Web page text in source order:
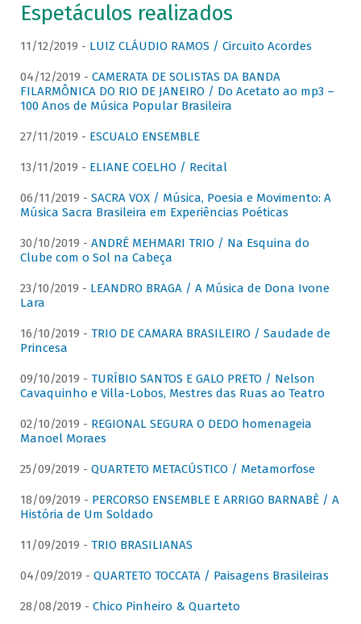
Espetáculos realizados
11/12/2019 - LUIZ CLÁUDIO RAMOS / Circuito Acordes
04/12/2019 - CAMERATA DE SOLISTAS DA BANDA
FILARMÔNICA DO RIO DE JANEIRO / Do Acetato ao mp3 –
100 Anos de Música Popular Brasileira
27/11/2019 - ESCUALO ENSEMBLE
13/11/2019 - ELIANE COELHO / Recital
06/11/2019 - SACRA VOX / Música, Poesia e Movimento: A
Música Sacra Brasileira em Experiências Poéticas
30/10/2019 - ANDRÉ MEHMARI TRIO / Na Esquina do
Clube com o Sol na Cabeça
23/10/2019 - LEANDRO BRAGA / A Música de Dona Ivone
Lara
16/10/2019 - TRIO DE CAMARA BRASILEIRO / Saudade de
Princesa
09/10/2019 - TURÍBIO SANTOS E GALO PRETO / Nelson
Cavaquinho e Villa-Lobos, Mestres das Ruas ao Teatro
02/10/2019 - REGIONAL SEGURA O DEDO homenageia
Manoel Moraes
25/09/2019 - QUARTETO METACÚSTICO / Metamorfose
18/09/2019 - PERCORSO ENSEMBLE E ARRIGO BARNABÈ / A
História de Um Soldado
11/09/2019 - TRIO BRASILIANAS
04/09/2019 - QUARTETO TOCCATA / Paisagens Brasileiras
28/08/2019 - Chico Pinheiro & Quarteto